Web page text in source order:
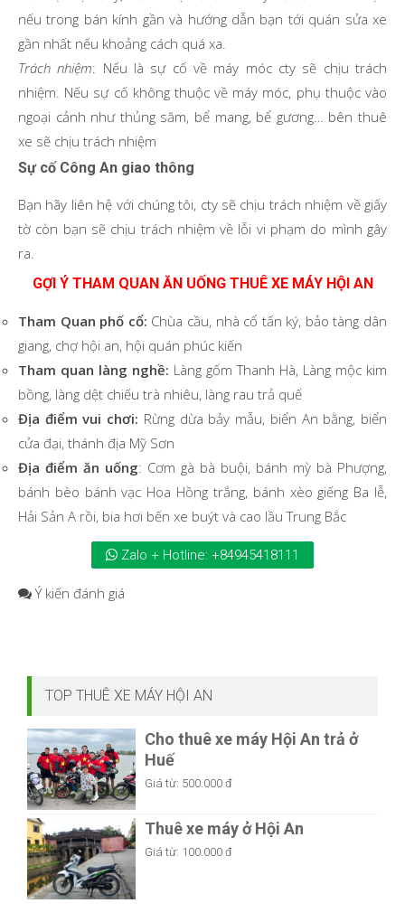
nếu trong bán kính gần và hướng dẫn bạn tới quán sửa xe
gần nhất nếu khoảng cách quá xa.
Trách nhiệm: Nếu là sự cố về máy móc cty sẽ chịu trách
nhiệm. Nếu sự cố không thuộc về máy móc, phụ thuộc vào
ngoại cảnh như thủng săm, bể mang, bể gương… bên thuê
xe sẽ chịu trách nhiệm
Sự cố Công An giao thông
Bạn hãy liên hệ với chúng tôi, cty sẽ chịu trách nhiệm về giấy
tờ còn bạn sẽ chịu trách nhiệm về lỗi vi phạm do mình gây
ra.
GỢI Ý THAM QUAN ĂN UỐNG THUÊ XE MÁY HỘI AN
Tham Quan phố cổ: Chùa cầu, nhà cổ tấn ký, bảo tàng dân
giang, chợ hội an, hội quán phúc kiến
Tham quan làng nghề: Làng gốm Thanh Hà, Làng mộc kim
bồng, làng dệt chiếu trà nhiêu, làng rau trả quế
Địa điểm vui chơi: Rừng dừa bảy mẫu, biển An bằng, biển
cửa đại, thánh địa Mỹ Sơn
Địa điểm ăn uống: Cơm gà bà buội, bánh mỳ bà Phượng,
bánh bèo bánh vạc Hoa Hồng trắng, bánh xèo giếng Ba lễ,
Hải Sản A rồi, bia hơi bến xe buýt và cao lầu Trung Bắc
Zalo + Hotline: +84945418111
Ý kiến đánh giá
TOP THUÊ XE MÁY HỘI AN
Cho thuê xe máy Hội An trả ở
Huế
Giá từ: 500.000 đ
Thuê xe máy ở Hội An
Giá từ: 100.000 đ